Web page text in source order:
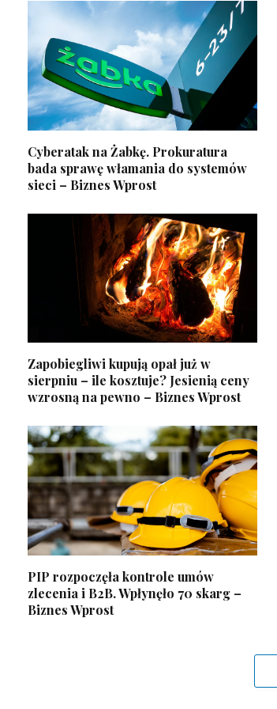
Cyberatak na Żabkę. Prokuratura
bada sprawę włamania do systemów
sieci – Biznes Wprost
Zapobiegliwi kupują opał już w
sierpniu – ile kosztuje? Jesienią ceny
wzrosną na pewno – Biznes Wprost
PIP rozpoczęła kontrole umów
zlecenia i B2B. Wpłynęło 70 skarg –
Biznes Wprost